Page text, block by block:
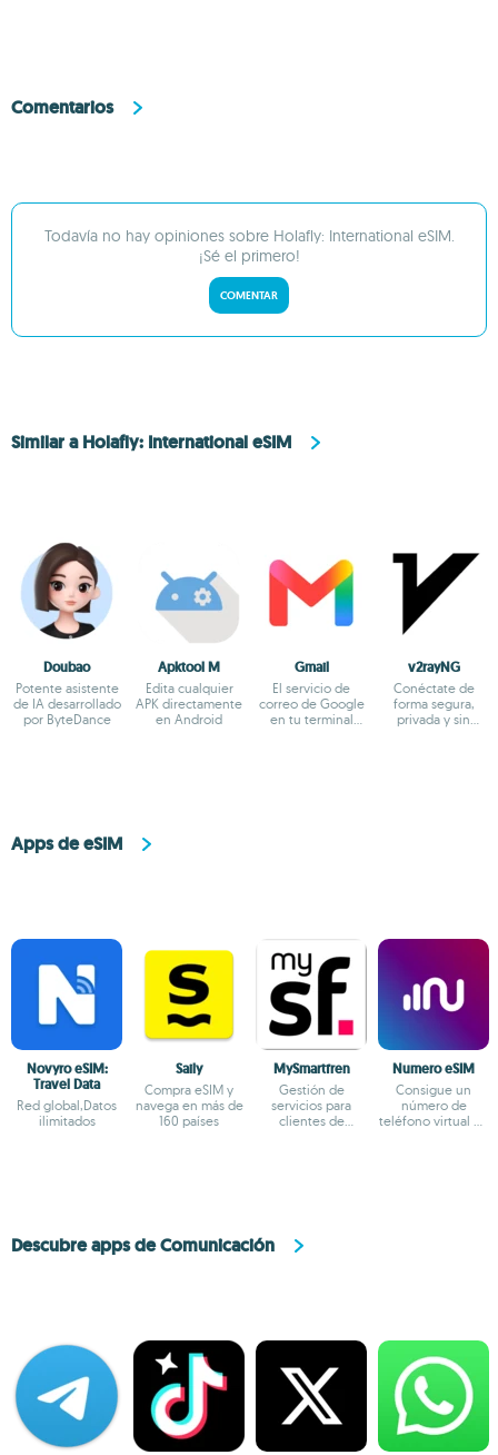
Comentarios
Todavía no hay opiniones sobre Holafly: International eSIM.
¡Sé el primero!
COMENTAR
Similar a Holafly: International eSIM
Doubao
Potente asistente
de IA desarrollado
por ByteDance
Apktool M
Edita cualquier
APK directamente
en Android
Gmail
El servicio de
correo de Google
en tu terminal
v2rayNG
Conéctate de
forma segura,
privada y sin
Apps de eSIM
Novyro eSIM:
Travel Data
Red global,Datos
ilimitados
Saily
Compra eSIM y
navega en más de
160 países
MySmartfren
Gestión de
servicios para
clientes de
Numero eSIM
Consigue un
número de
teléfono virtual de
Descubre apps de Comunicación